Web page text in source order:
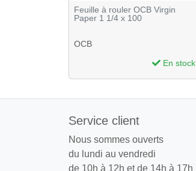
Feuille à rouler OCB Virgin
Paper 1 1/4 x 100
OCB
En stock
Service client
Nous sommes ouverts
du lundi au vendredi
de 10h à 12h et de 14h à 17h